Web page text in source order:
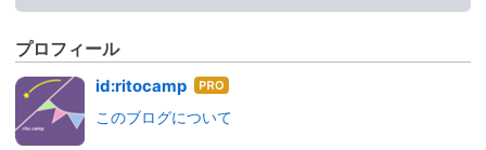
プロフィール
id:ritocamp はて
ログ
このブログについて